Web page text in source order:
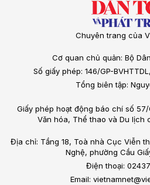
Chuyên trang của
Cơ quan chủ quản: Bộ
Số giấy phép: 146/GP-
Tổng biên tập:
Giấy phép hoạt động báo chí số
Văn hóa, Thể thao và Du lịch
Địa chỉ: Tầng 18, Toà nhà Cục Viễn
Nghệ, phường Cầu
Điện thoại:
Email: